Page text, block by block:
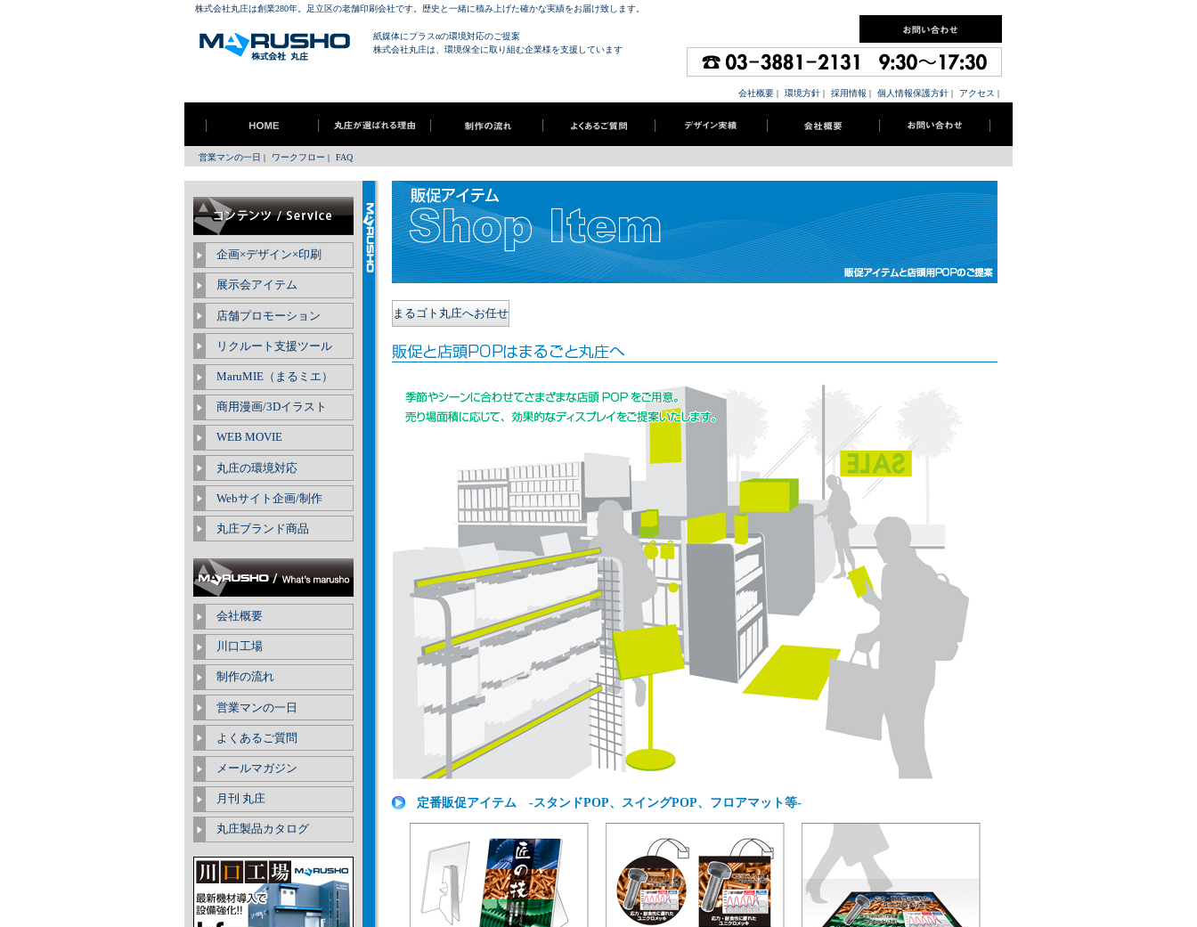
株式会社丸庄は創業280年。足立区の老舗印刷会社です。歴史と一緒に積み上げた確かな実績をお届け致します。
紙媒体にプラスαの環境対応のご提案
株式会社丸庄は、環境保全に取り組む企業様を支援しています
会社概要 | 環境方針 | 採用情報 | 個人情報保護方針 | アクセス |
営業マンの一日 | ワークフロー | FAQ
企画×デザイン×印刷
展示会アイテム
店舗プロモーション
リクルート支援ツール
MaruMIE（まるミエ）
商用漫画/3Dイラスト
WEB MOVIE
丸庄の環境対応
Webサイト企画/制作
丸庄ブランド商品
会社概要
川口工場
制作の流れ
営業マンの一日
よくあるご質問
メールマガジン
月刊 丸庄
丸庄製品カタログ
まるゴト丸庄へお任せ
定番販促アイテム -スタンドPOP、スイングPOP、フロアマット等-